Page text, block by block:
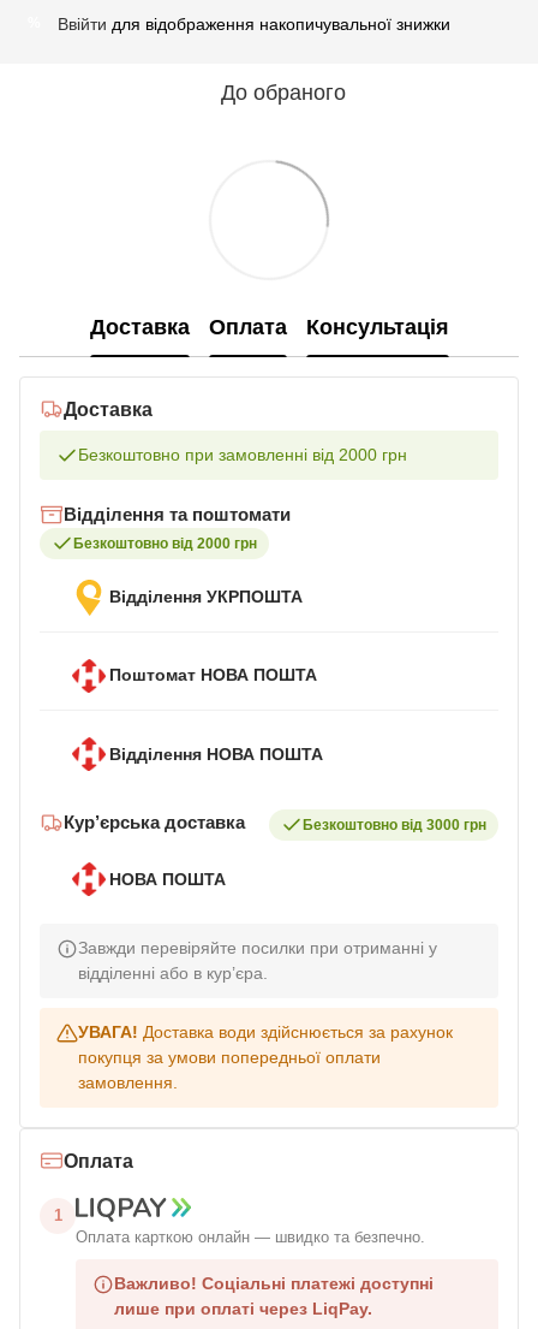
Ввійти для відображення накопичувальної знижки
До обраного
Доставка Оплата Консультація
Доставка
Безкоштовно при замовленні від 2000 грн
Відділення та поштомати
Безкоштовно від 2000 грн
Відділення УКРПОШТА
Поштомат НОВА ПОШТА
Відділення НОВА ПОШТА
Кур’єрська доставка Безкоштовно від 3000 грн
НОВА ПОШТА
Завжди перевіряйте посилки при отриманні у
відділенні або в кур’єра.
УВАГА! Доставка води здійснюється за рахунок
покупця за умови попередньої оплати
замовлення.
Оплата
1
Оплата карткою онлайн — швидко та безпечно.
Важливо! Соціальні платежі доступні
лише при оплаті через LiqPay.